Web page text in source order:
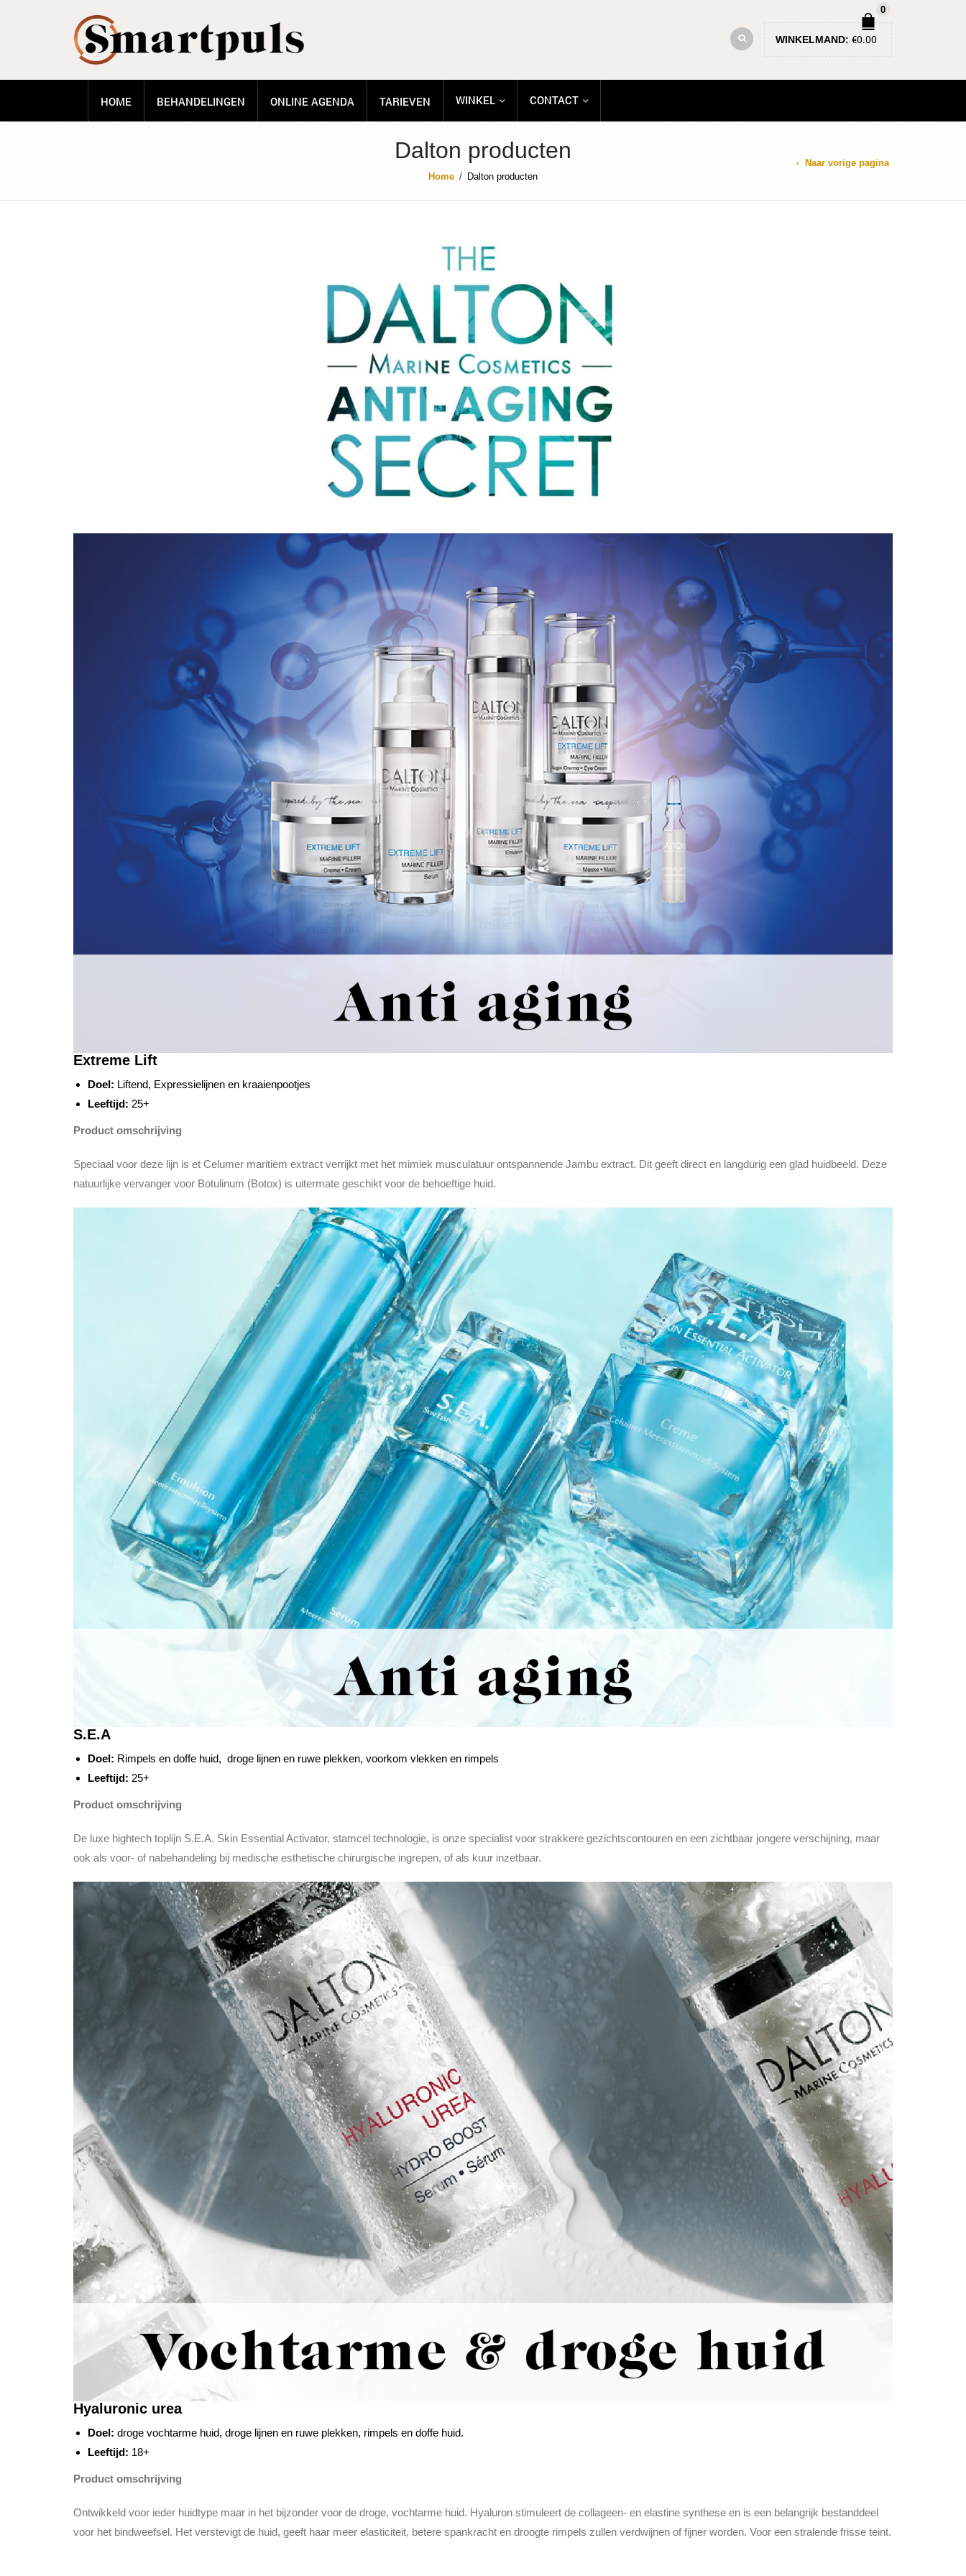
0
WINKELMAND: €0.00
HOME BEHANDELINGEN ONLINE AGENDA TARIEVEN WINKEL CONTACT
Dalton producten
Home / Dalton producten
Naar vorige pagina
Extreme Lift
Doel: Liftend, Expressielijnen en kraaienpootjes
Leeftijd: 25+
Product omschrijving
Speciaal voor deze lijn is et Celumer maritiem extract verrijkt met het mimiek musculatuur ontspannende Jambu extract. Dit geeft direct en langdurig een glad huidbeeld. Deze
natuurlijke vervanger voor Botulinum (Botox) is uitermate geschikt voor de behoeftige huid.
S.E.A
Doel: Rimpels en doffe huid, droge lijnen en ruwe plekken, voorkom vlekken en rimpels
Leeftijd: 25+
Product omschrijving
De luxe hightech toplijn S.E.A. Skin Essential Activator, stamcel technologie, is onze specialist voor strakkere gezichtscontouren en een zichtbaar jongere verschijning, maar
ook als voor- of nabehandeling bij medische esthetische chirurgische ingrepen, of als kuur inzetbaar.
Hyaluronic urea
Doel: droge vochtarme huid, droge lijnen en ruwe plekken, rimpels en doffe huid.
Leeftijd: 18+
Product omschrijving
Ontwikkeld voor ieder huidtype maar in het bijzonder voor de droge, vochtarme huid. Hyaluron stimuleert de collageen- en elastine synthese en is een belangrijk bestanddeel
voor het bindweefsel. Het verstevigt de huid, geeft haar meer elasticiteit, betere spankracht en droogte rimpels zullen verdwijnen of fijner worden. Voor een stralende frisse teint.